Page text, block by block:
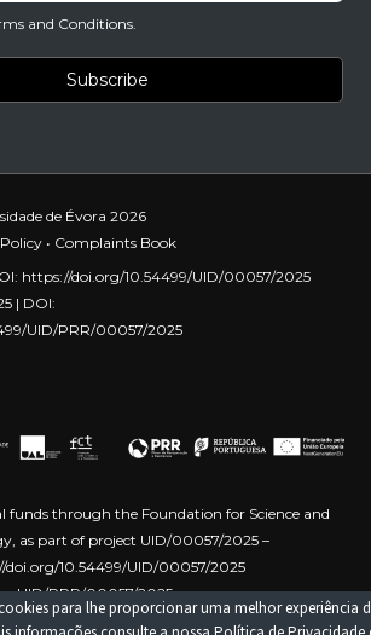
para lhe proporcionar uma melhor experiência
and Conditions.
de Évora 2026
• Complaints Book
https://doi.org/10.54499/UID/00057/2025
| DOI:
UID/PRR/00057/2025
funds through the Foundation for Science and
as part of project UID/00057/2025 –
doi.org/10.54499/UID/00057/2025
UID/PRR/00057/2025 –
UID/PRR/00057/2025
Funded by the